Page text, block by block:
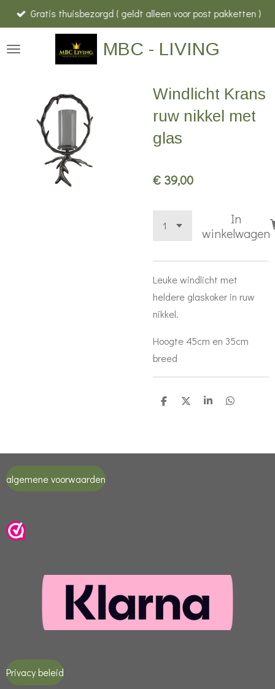
Ga
direct
naar
MBC - LIVING
Gratis thuisbezorgd ( geldt alleen voor post pakketten )
Windlicht Krans
ruw nikkel met
glas
€ 39,00
In
winkelwagen
Leuke windlicht met
heldere glaskoker in ruw
nikkel.
Hoogte 45cm en 35cm
breed
D
D
S
D
algemene voorwaarden
Privacy beleid